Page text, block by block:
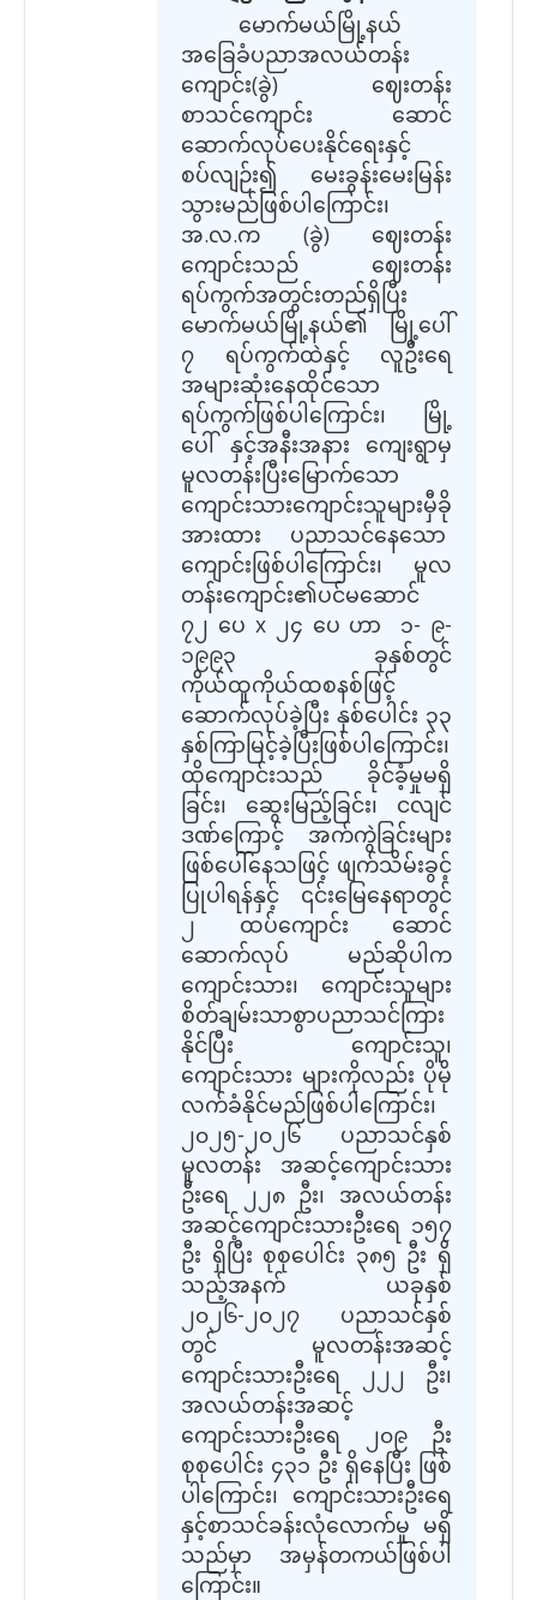
မောက်မယ်မြို့နယ်
အခြေခံပညာအလယ်တန်း
ကျောင်း(ခွဲ) ဈေးတန်း
စာသင်ကျောင်း ဆောင်
ဆောက်လုပ်ပေးနိုင်ရေးနှင့်
စပ်လျဉ်း၍ မေးခွန်းမေးမြန်း
သွားမည်ဖြစ်ပါကြောင်း၊
အ.လ.က (ခွဲ) ဈေးတန်း
ကျောင်းသည် ဈေးတန်း
ရပ်ကွက်အတွင်းတည်ရှိပြီး
မောက်မယ်မြို့နယ်၏ မြို့ပေါ်
၇ ရပ်ကွက်ထဲနှင့် လူဦးရေ
အများဆုံးနေထိုင်သော
ရပ်ကွက်ဖြစ်ပါကြောင်း၊ မြို့
ပေါ် နှင့်အနီးအနား ကျေးရွာမှ
မူလတန်းပြီးမြောက်သော
ကျောင်းသားကျောင်းသူများမှီခို
အားထား ပညာသင်နေသော
ကျောင်းဖြစ်ပါကြောင်း၊ မူလ
တန်းကျောင်း၏ပင်မဆောင်
၇၂ ပေ x ၂၄ ပေ ဟာ ၁- ၉-
၁၉၉၃ ခုနှစ်တွင်
ကိုယ်ထူကိုယ်ထစနစ်ဖြင့်
ဆောက်လုပ်ခဲ့ပြီး နှစ်ပေါင်း ၃၃
နှစ်ကြာမြင့်ခဲ့ပြီးဖြစ်ပါကြောင်း၊
ထိုကျောင်းသည် ခိုင်ခံ့မှုမရှိ
ခြင်း၊ ဆွေးမြည့်ခြင်း၊ ငလျင်
ဒဏ်ကြောင့် အက်ကွဲခြင်းများ
ဖြစ်ပေါ်နေသဖြင့် ဖျက်သိမ်းခွင့်
ပြုပါရန်နှင့် ၎င်းမြေနေရာတွင်
၂ ထပ်ကျောင်း ဆောင်
ဆောက်လုပ် မည်ဆိုပါက
ကျောင်းသား၊ ကျောင်းသူများ
စိတ်ချမ်းသာစွာပညာသင်ကြား
နိုင်ပြီး ကျောင်းသူ၊
ကျောင်းသား များကိုလည်း ပိုမို
လက်ခံနိုင်မည်ဖြစ်ပါကြောင်း၊
၂၀၂၅-၂၀၂၆ ပညာသင်နှစ်
မူလတန်း အဆင့်ကျောင်းသား
ဦးရေ ၂၂၈ ဦး၊ အလယ်တန်း
အဆင့်ကျောင်းသားဦးရေ ၁၅၇
ဦး ရှိပြီး စုစုပေါင်း ၃၈၅ ဦး ရှိ
သည့်အနက် ယခုနှစ်
၂၀၂၆-၂၀၂၇ ပညာသင်နှစ်
တွင် မူလတန်းအဆင့်
ကျောင်းသားဦးရေ ၂၂၂ ဦး၊
အလယ်တန်းအဆင့်
ကျောင်းသားဦးရေ ၂၀၉ ဦး
စုစုပေါင်း ၄၃၁ ဦး ရှိနေပြီး ဖြစ်
ပါကြောင်း၊ ‌ကျောင်းသားဦးရေ
နှင့်စာသင်ခန်းလုံလောက်မှု မရှိ
သည်မှာ အမှန်တကယ်ဖြစ်ပါ
ကြောင်း။